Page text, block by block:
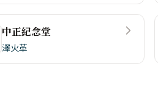
中正紀念堂
澤火革